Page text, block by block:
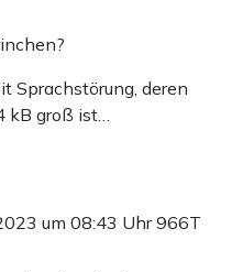
Sprachstörung, deren
kB groß ist…
um 08:43 Uhr966T